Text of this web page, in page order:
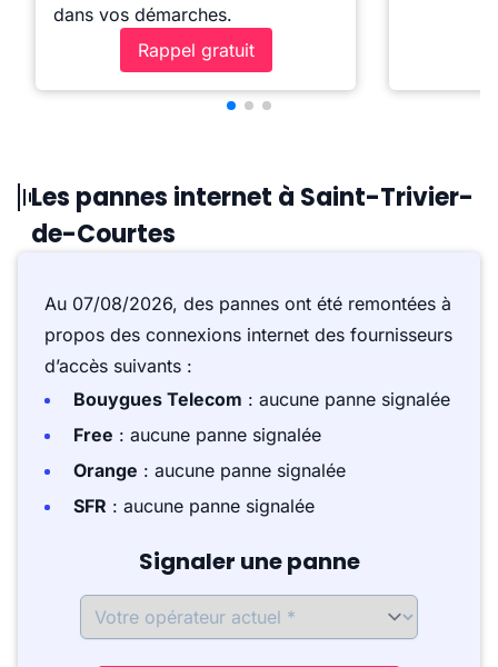
dans vos démarches.
Rappel gratuit
Les pannes internet à Saint-Trivier-
de-Courtes
Au 07/08/2026, des pannes ont été remontées à
propos des connexions internet des fournisseurs
d’accès suivants :
Bouygues Telecom : aucune panne signalée
Free : aucune panne signalée
Orange : aucune panne signalée
SFR : aucune panne signalée
Signaler une panne